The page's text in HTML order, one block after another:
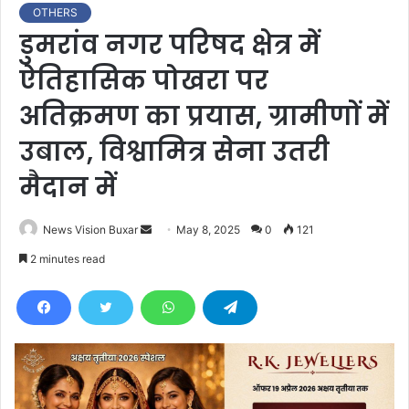
OTHERS
डुमरांव नगर परिषद क्षेत्र में
ऐतिहासिक पोखरा पर
अतिक्रमण का प्रयास, ग्रामीणों में
उबाल, विश्वामित्र सेना उतरी
मैदान में
News Vision Buxar
d
e
m
a
May 8, 2025 0 121
2 minutes read